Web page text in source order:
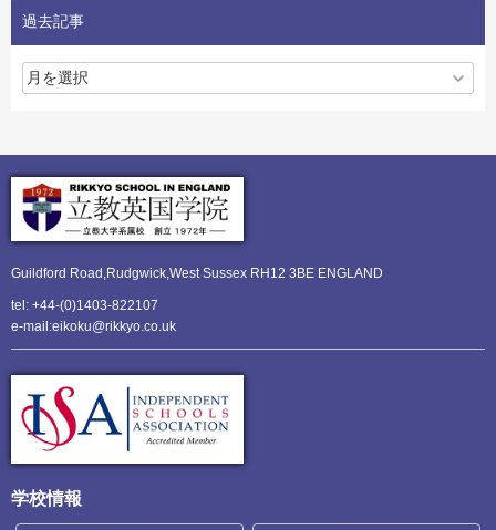
過去記事
Guildford Road,Rudgwick,West Sussex RH12 3BE ENGLAND
tel: +44-(0)1403-822107
e-mail:eikoku@rikkyo.co.uk
学校情報